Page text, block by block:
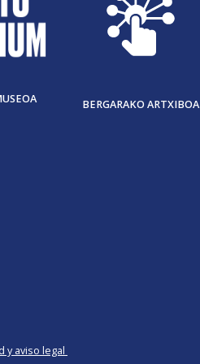
BERGARAKO ARTXIBOA
y aviso legal